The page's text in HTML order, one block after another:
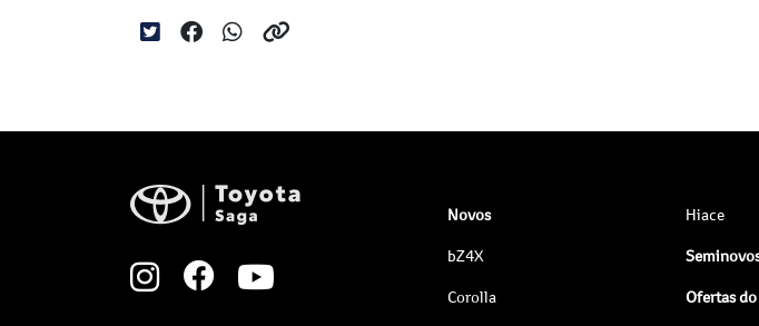
Novos
bZ4X
Corolla
Hiace
Ofertas